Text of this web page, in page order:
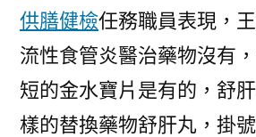
供膳健檢任務職員表現，
流性食管炎醫治藥物沒有
短的金水寶片是有的，舒
樣的替換藥物舒肝丸，掛